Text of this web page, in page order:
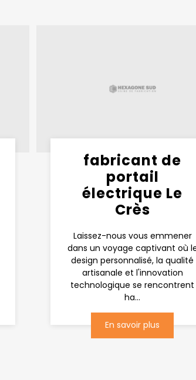
fabricant de
portail
électrique Le
Crès
Laissez-nous vous emmener
dans un voyage captivant où
design personnalisé, la qualité
artisanale et l'innovation
technologique se rencontrent
ha...
En savoir plus